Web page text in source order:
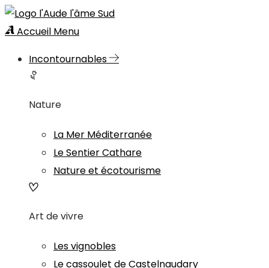
Accueil Menu
Incontournables
Nature
La Mer Méditerranée
Le Sentier Cathare
Nature et écotourisme
Art de vivre
Les vignobles
Le cassoulet de Castelnaudary